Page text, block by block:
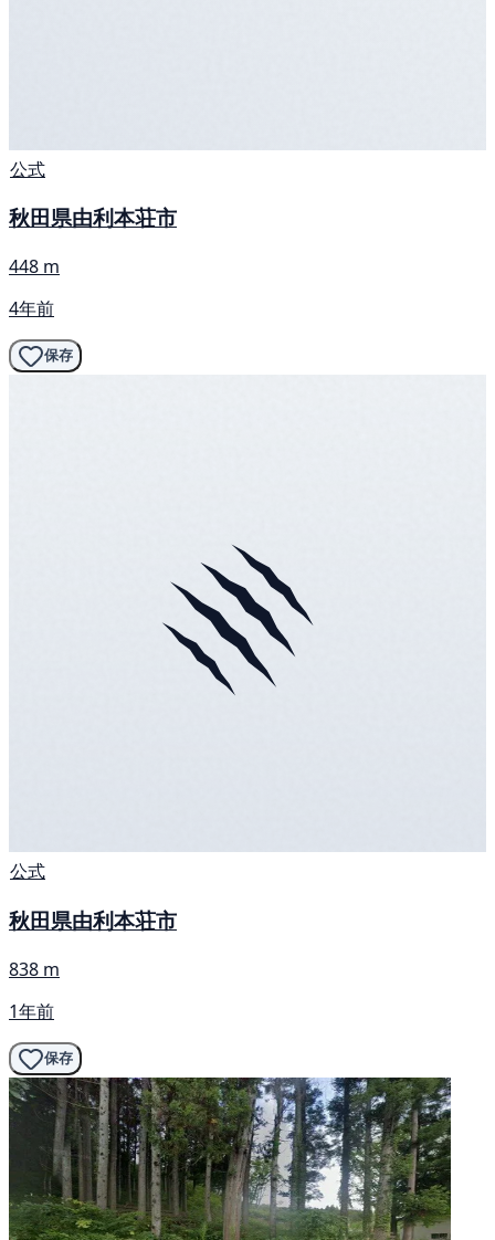
公式
秋田県由利本荘市
448 m
4年前
保存
公式
秋田県由利本荘市
838 m
1年前
保存